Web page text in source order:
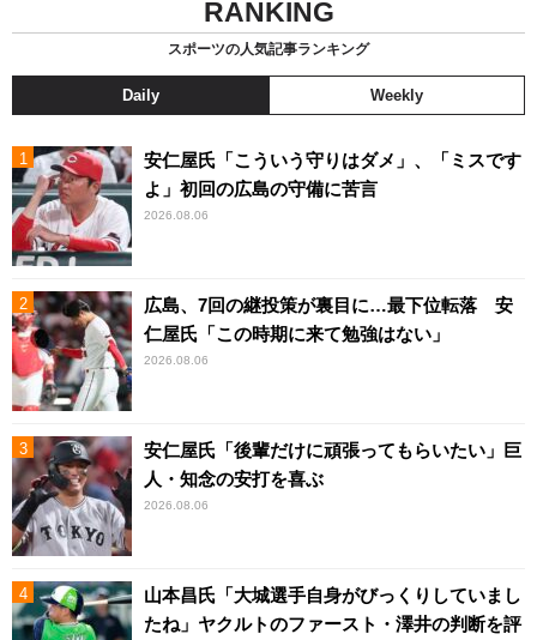
RANKING
スポーツの人気記事ランキング
Daily Weekly
安仁屋氏「こういう守りはダメ」、「ミスです
よ」初回の広島の守備に苦言
2026.08.06
広島、7回の継投策が裏目に…最下位転落 安
仁屋氏「この時期に来て勉強はない」
2026.08.06
安仁屋氏「後輩だけに頑張ってもらいたい」巨
人・知念の安打を喜ぶ
2026.08.06
山本昌氏「大城選手自身がびっくりしていまし
たね」ヤクルトのファースト・澤井の判断を評